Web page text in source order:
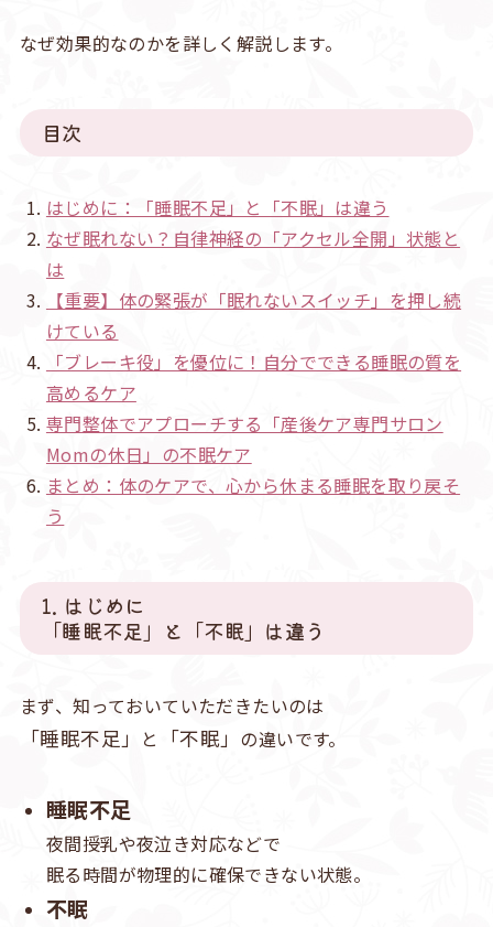
なぜ効果的なのかを詳しく解説します。
目次
はじめに：「睡眠不足」と「不眠」は違う
なぜ眠れない？自律神経の「アクセル全開」状態と
は
【重要】体の緊張が「眠れないスイッチ」を押し続
けている
「ブレーキ役」を優位に！自分でできる睡眠の質を
高めるケア
専門整体でアプローチする「産後ケア専門サロン
Momの休日」の不眠ケア
まとめ：体のケアで、心から休まる睡眠を取り戻そ
う
1. はじめに
「睡眠不足」と「不眠」は違う
まず、知っておいていただきたいのは
「睡眠不足」 と 「不眠」 の違いです。
睡眠不足
夜間授乳や夜泣き対応などで
眠る時間が物理的に確保できない状態。
不眠